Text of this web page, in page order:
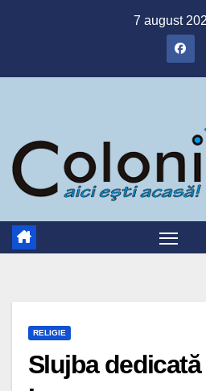
7 august
RELIGIE
Slujba